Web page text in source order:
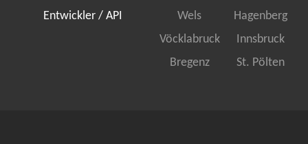
Entwickler / API
Wels
Hagenberg
Vöcklabruck
Innsbruck
Bregenz
St. Pölten